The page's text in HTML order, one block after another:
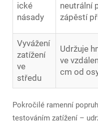
ické
násady
neutrální
zápěstí
Vyvážení
zatížení
ve
středu
Udržuje
ve
cm od
Pokročilé ramenní
testováním zatížení –